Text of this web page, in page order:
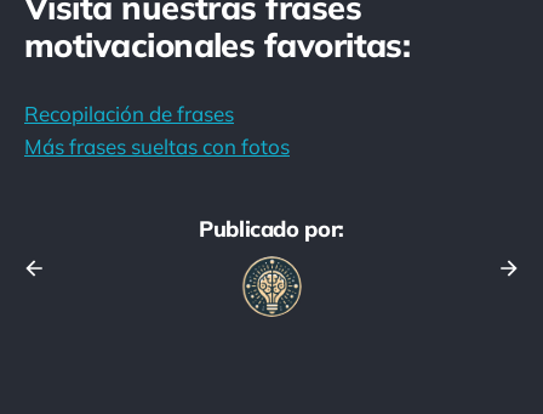
motivacionales favoritas:
Recopilación de frases
Más frases sueltas con fotos
Publicado por: